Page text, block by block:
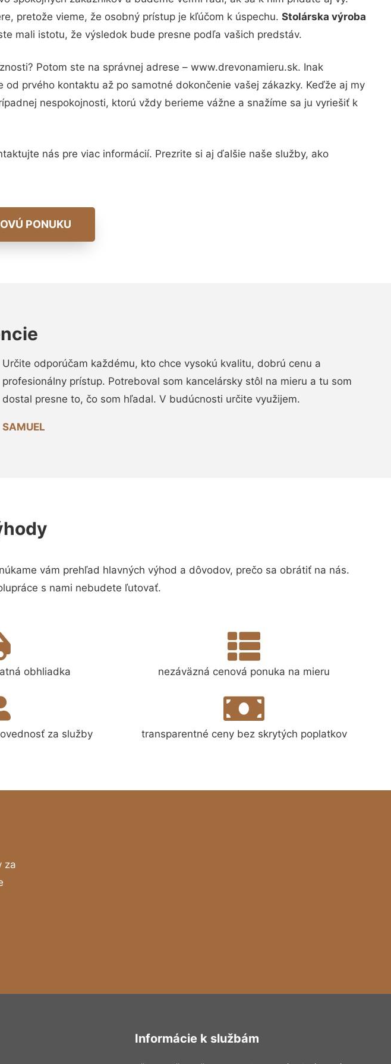
pretože vieme, že osobný prístup je kľúčom k úspechu. Stolárska výroba
mali istotu, že výsledok bude presne podľa vašich predstáv.
Potom ste na správnej adrese – www.drevonamieru.sk. Inak
prvého kontaktu až po samotné dokončenie vašej zákazky. Keďže aj my
nespokojnosti, ktorú vždy berieme vážne a snažíme sa ju vyriešiť k
nás pre viac informácií. Prezrite si aj ďalšie naše služby, ako
PONUKU
Určite odporúčam každému, kto chce vysokú kvalitu, dobrú cenu a
profesionálny prístup. Potreboval som kancelársky stôl na mieru a tu som
dostal presne to, čo som hľadal. V budúcnosti určite využijem.
SAMUEL
vám prehľad hlavných výhod a dôvodov, prečo sa obrátiť na nás.
s nami nebudete ľutovať.
obhliadka nezáväzná cenová ponuka na mieru
za služby transparentné ceny bez skrytých poplatkov
za
Informácie k službám